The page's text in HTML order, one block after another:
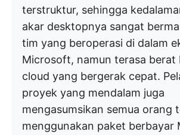
terstruktur, sehingga
akar desktopnya sangat
tim yang beroperasi di dalam
Microsoft, namun terasa berat
cloud yang bergerak cepat.
proyek yang mendalam juga
mengasumsikan semua orang
menggunakan paket berbayar